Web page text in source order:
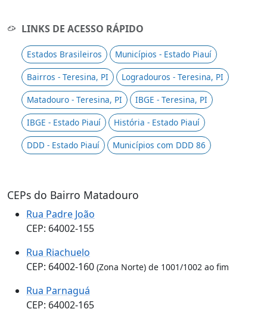
LINKS DE ACESSO RÁPIDO
Estados Brasileiros
Municípios - Estado Piauí
Bairros - Teresina, PI
Logradouros - Teresina, PI
Matadouro - Teresina, PI
IBGE - Teresina, PI
IBGE - Estado Piauí
História - Estado Piauí
DDD - Estado Piauí
Municípios com DDD 86
CEPs do Bairro Matadouro
Rua Padre João
CEP: 64002-155
Rua Riachuelo
CEP: 64002-160 (Zona Norte) de 1001/1002 ao fim
Rua Parnaguá
CEP: 64002-165